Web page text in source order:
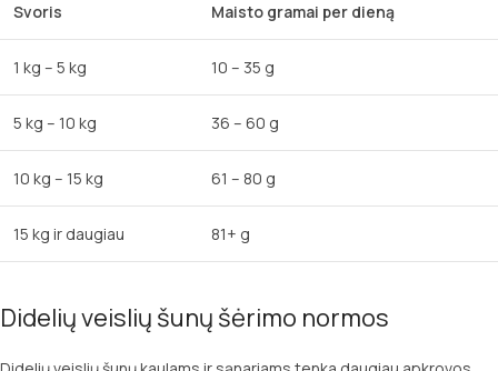
Svoris Maisto gramai per dieną
1 kg – 5 kg 10 – 35 g
5 kg – 10 kg 36 – 60 g
10 kg – 15 kg 61 – 80 g
15 kg ir daugiau 81+ g
Didelių veislių šunų šėrimo normos